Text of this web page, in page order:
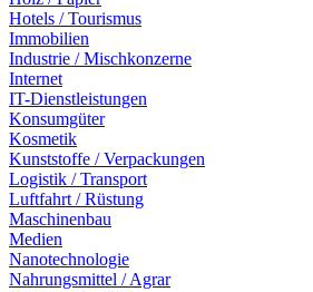
Hotels / Tourismus
Immobilien
Industrie / Mischkonzerne
Internet
IT-Dienstleistungen
Konsumgüter
Kosmetik
Kunststoffe / Verpackungen
Logistik / Transport
Luftfahrt / Rüstung
Maschinenbau
Medien
Nanotechnologie
Nahrungsmittel / Agrar